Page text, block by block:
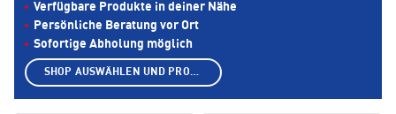
Verfügbare Produkte in deiner Nähe
Persönliche Beratung vor Ort
Sofortige Abholung möglich
SHOP AUSWÄHLEN UND PRODUKTE ANZEIGEN